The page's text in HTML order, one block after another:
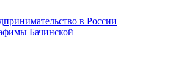
в России
Бачинской